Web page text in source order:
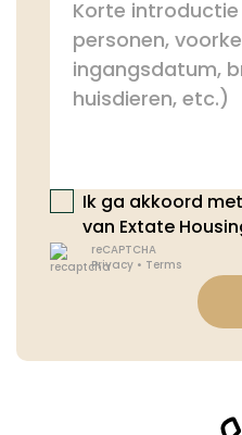
Ik ga akkoord
van Extate
reCAPTCHA
Privacy• Terms